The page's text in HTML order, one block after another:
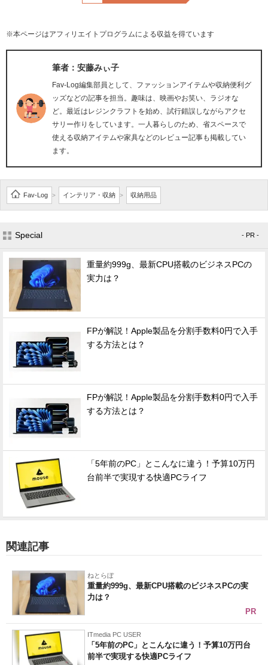
※本ページはアフィリエイトプログラムによる収益を得ています
筆者：安藤みぃ子
Fav-Log編集部員として、ファッションアイテムや収納便利グ
ッズなどの記事を担当。趣味は、映画やお笑い、ラジオな
ど。最近はレジンクラフトを始め、試行錯誤しながらアクセ
サリー作りをしています。一人暮らしのため、省スペースで
使える収納アイテムや家具などのレビュー記事も掲載してい
ます。
Fav-Log > インテリア・収納 > 収納用品
Special - PR -
重量約999g、最新CPU搭載のビジネスPCの
実力は？
FPが解説！Apple製品を分割手数料0円で入手
する方法とは？
FPが解説！Apple製品を分割手数料0円で入手
する方法とは？
「5年前のPC」とこんなに違う！予算10万円
台前半で実現する快適PCライフ
関連記事
ねとらぼ
重量約999g、最新CPU搭載のビジネスPCの実
力は？
PR
ITmedia PC USER
「5年前のPC」とこんなに違う！予算10万円台
前半で実現する快適PCライフ